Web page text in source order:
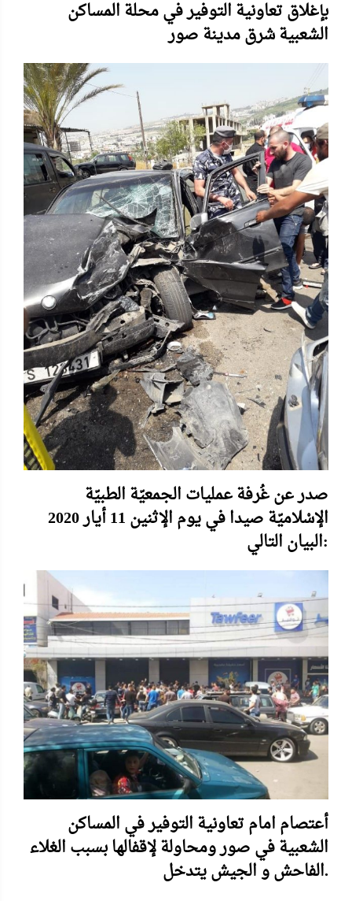
بإغلاق تعاونية التوفير في محلة المساكن
الشعبية شرق مدينة صور
صدر عن غُرفة عمليات الجمعيّة الطبيّة
الإسْلاميّة صيدا في يوم الإثنين 11 أيار 2020
البيان التالي:
أعتصام امام تعاونية التوفير في المساكن
الشعبية في صور ومحاولة لإقفالها بسبب الغلاء
الفاحش و الجيش يتدخل.